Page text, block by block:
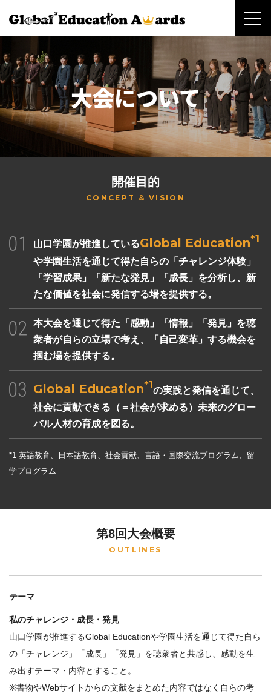
大会について
開催目的
CONCEPT & VISION
山口学園が推進しているGlobal Education*1
や学園生活を通じて得た自らの「チャレンジ体験」
「学習成果」「新たな発見」「成長」を分析し、新
たな価値を社会に発信する場を提供する。
本大会を通じて得た「感動」「情報」「発見」を聴
衆者が自らの立場で考え、「自己変革」する機会を
掴む場を提供する。
Global Education*1の実践と発信を通じて、
社会に貢献できる（＝社会が求める）未来のグロー
バル人材の育成を図る。
*1 英語教育、日本語教育、社会貢献、言語・国際交流プログラム、留
学プログラム
第8回大会概要
OUTLINES
テーマ
私のチャレンジ・成長・発見
山口学園が推進するGlobal Educationや学園生活を通じて得た自ら
の「チャレンジ」「成長」「発見」を聴衆者と共感し、感動を生
み出すテーマ・内容とすること。
※書物やWebサイトからの文献をまとめた内容ではなく自らの考